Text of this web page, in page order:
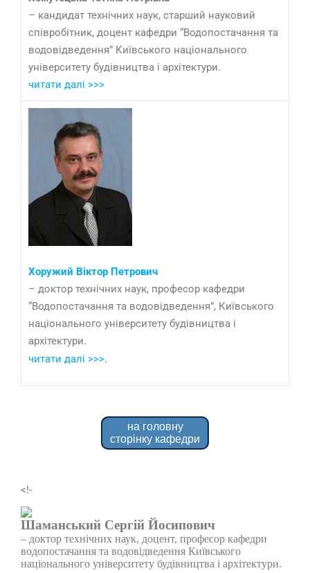
– кандидат технічних наук, старший науковий
співробітник, доцент кафедри “Водопостачання та
водовідведення” Київського національного
університету будівництва і архітектури.
читати далі >>>
Хоружий Віктор Петрович
– доктор технічних наук, професор кафедри
“Водопостачання та водовідведення”, Київського
національного університету будівництва і
архітектури.
читати далі >>>.
на головну
сторінку кафедри
<!-
Шаманський Сергій Йосипович
– доктор технічних наук, доцент, професор кафедри
водопостачання та водовідведення Київського
національного університету будівництва і архітектури.